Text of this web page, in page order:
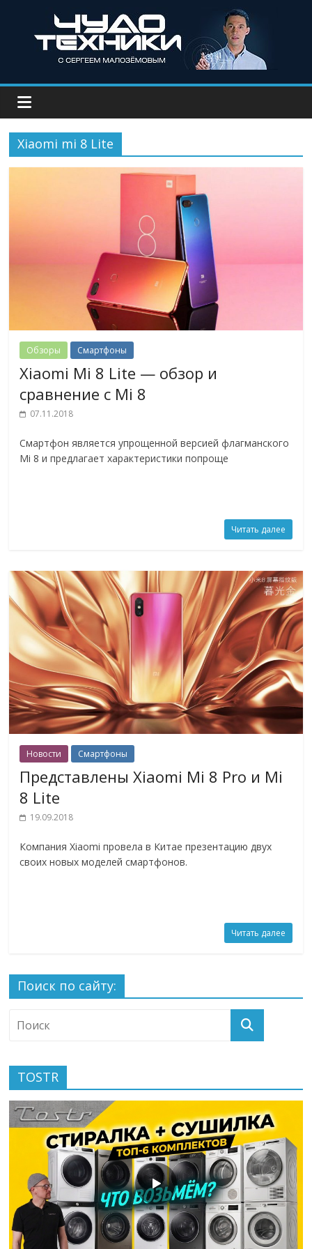
Xiaomi mi 8 Lite
Обзоры Смартфоны
Xiaomi Mi 8 Lite — обзор и
сравнение с Mi 8
07.11.2018
Смартфон является упрощенной версией флагманского
Mi 8 и предлагает характеристики попроще
Читать далее
Новости Смартфоны
Представлены Xiaomi Mi 8 Pro и Mi
8 Lite
19.09.2018
Компания Xiaomi провела в Китае презентацию двух
своих новых моделей смартфонов.
Читать далее
Поиск по сайту:
TOSTR